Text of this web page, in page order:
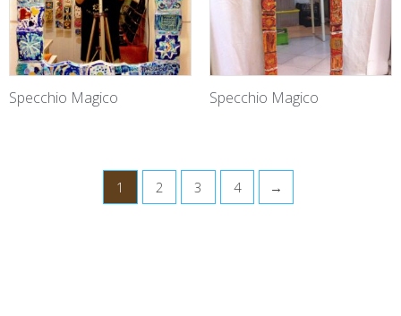
Specchio Magico Specchio Magico
1 2 3 4 →